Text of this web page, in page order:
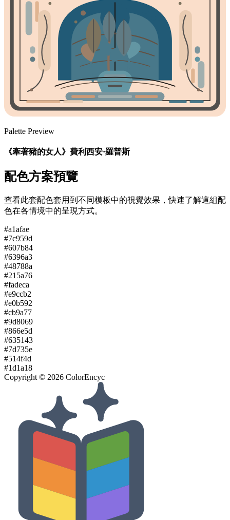
Palette Preview
《牽著豬的女人》費利西安·羅普斯
配色方案預覽
查看此套配色套用到不同模板中的視覺效果，快速了解這組配
色在各情境中的呈現方式。
#a1afae
#7c959d
#607b84
#6396a3
#48788a
#215a76
#fadeca
#e9ccb2
#e0b592
#cb9a77
#9d8069
#866e5d
#635143
#7d735e
#514f4d
#1d1a18
Copyright © 2026 ColorEncyc